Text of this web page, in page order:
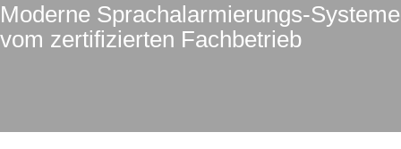
Moderne Sprachalarmierungs-Systeme
vom zertifizierten Fachbetrieb